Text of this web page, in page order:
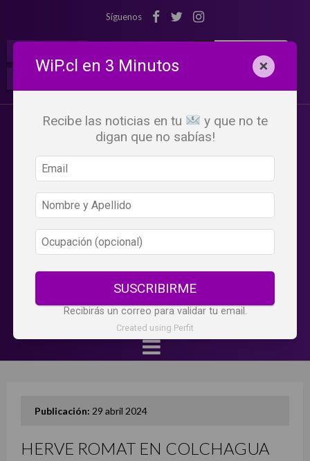
Síguenos
Publicación: 29 abril 2024
HERVE ROMAT EN COLCHAGUA
WiP.cl en 3 Minutos ×
Recibe las noticias en tu
y que no te
digan que no sabías!
SUSCRIBIRME
Recibirás un correo para validar tu email.
Created using Perfit